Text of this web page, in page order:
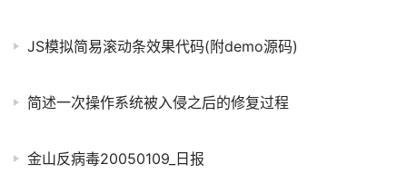
JS模拟简易滚动条效果代码(附demo源码)
简述一次操作系统被入侵之后的修复过程
金山反病毒20050109_日报